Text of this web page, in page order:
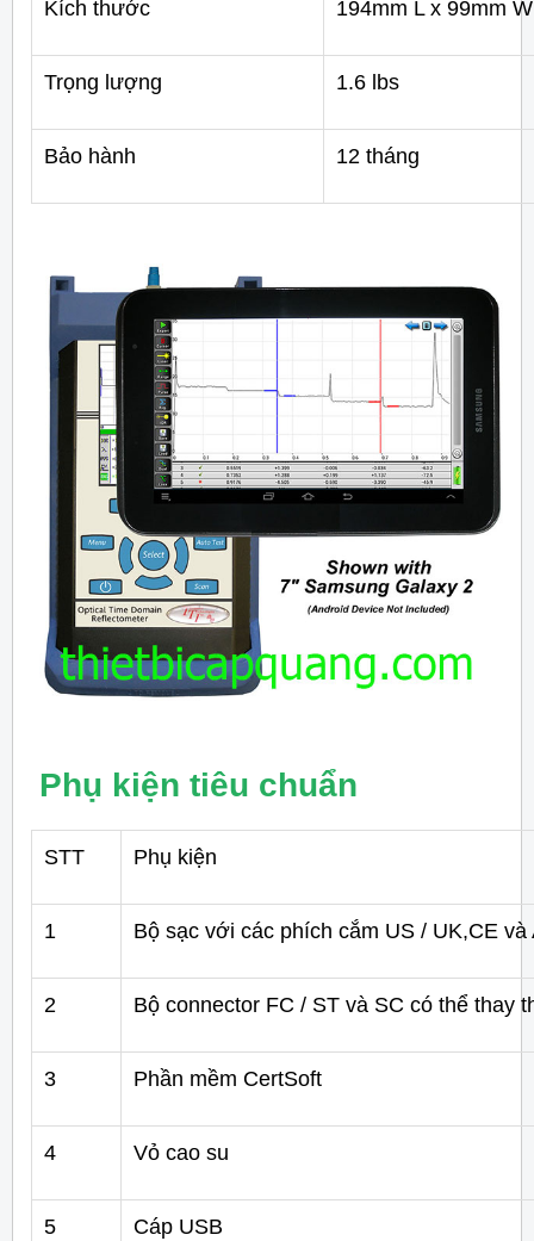
Kích thước 194mm L x 99mm
Trọng lượng 1.6 lbs
Bảo hành 12 tháng
Phụ kiện tiêu chuẩn
STT Phụ kiện
1 Bộ sạc với các phích cắm US / UK,CE và
2 Bộ connector FC / ST và SC có thể thay
3 Phần mềm CertSoft
4 Vỏ cao su
5 Cáp USB